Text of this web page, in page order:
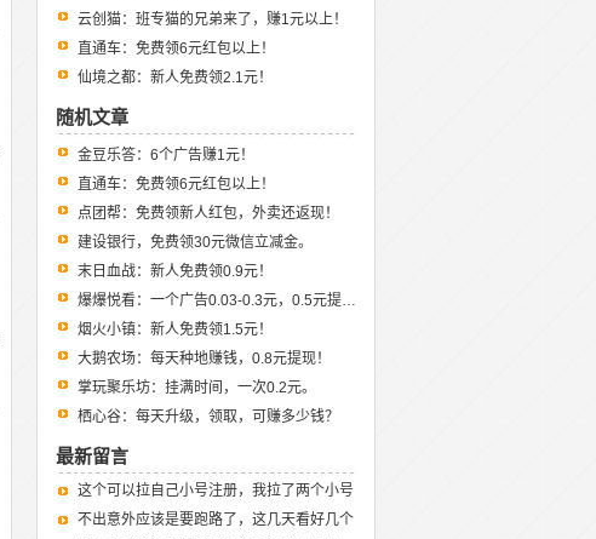
云创猫：班专猫的兄弟来了，赚1元以上！
直通车：免费领6元红包以上！
仙境之都：新人免费领2.1元！
随机文章
金豆乐答：6个广告赚1元！
直通车：免费领6元红包以上！
点团帮：免费领新人红包，外卖还返现！
建设银行，免费领30元微信立减金。
末日血战：新人免费领0.9元！
爆爆悦看：一个广告0.03-0.3元，0.5元提现！
烟火小镇：新人免费领1.5元！
大鹅农场：每天种地赚钱，0.8元提现！
掌玩聚乐坊：挂满时间，一次0.2元。
栖心谷：每天升级，领取，可赚多少钱？
最新留言
这个可以拉自己小号注册，我拉了两个小号
一共拿了3块5
不出意外应该是要跑路了，这几天看好几个